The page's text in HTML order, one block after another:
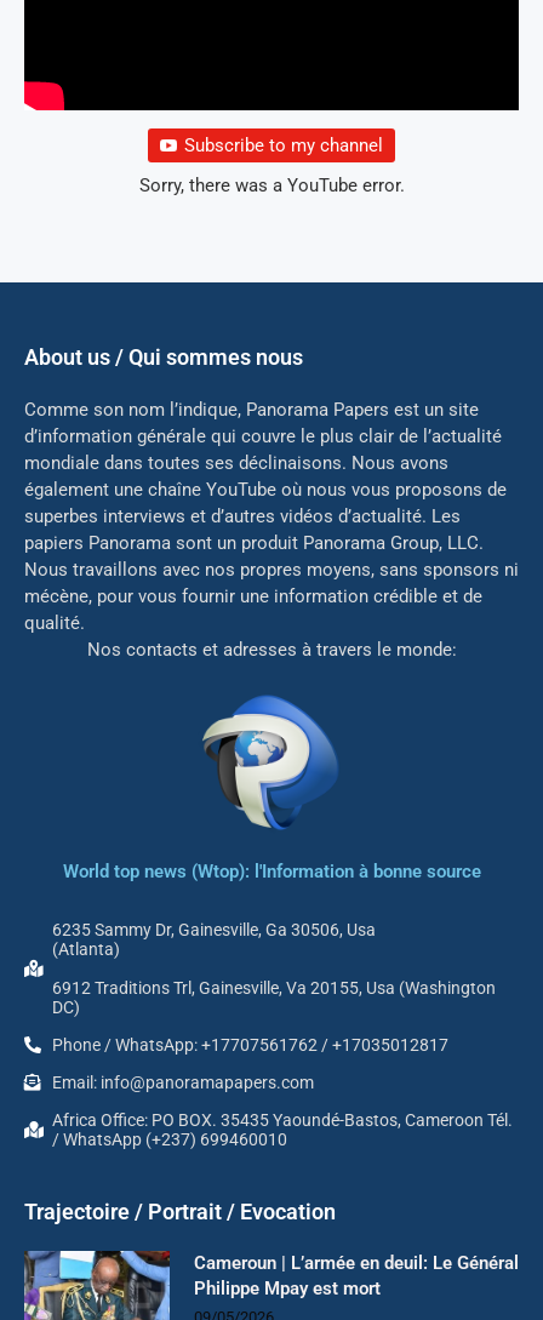
Subscribe to my channel
Sorry, there was a YouTube error.
About us / Qui sommes nous
Comme son nom l’indique, Panorama Papers est un site
d’information générale qui couvre le plus clair de l’actualité
mondiale dans toutes ses déclinaisons. Nous avons
également une chaîne YouTube où nous vous proposons de
superbes interviews et d’autres vidéos d’actualité. Les
papiers Panorama sont un produit Panorama Group, LLC.
Nous travaillons avec nos propres moyens, sans sponsors ni
mécène, pour vous fournir une information crédible et de
qualité.
Nos contacts et adresses à travers le monde:
World top news (Wtop): l'Information à bonne source
6235 Sammy Dr, Gainesville, Ga 30506, Usa
(Atlanta)
6912 Traditions Trl, Gainesville, Va 20155, Usa (Washington
DC)
Phone / WhatsApp: +17707561762 / +17035012817
Email: info@panoramapapers.com
Africa Office: PO BOX. 35435 Yaoundé-Bastos, Cameroon Tél.
/ WhatsApp (+237) 699460010
Trajectoire / Portrait / Evocation
Cameroun | L’armée en deuil: Le Général
Philippe Mpay est mort